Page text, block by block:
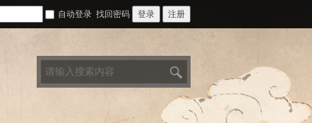
自动登录 找回密码 登录 注册